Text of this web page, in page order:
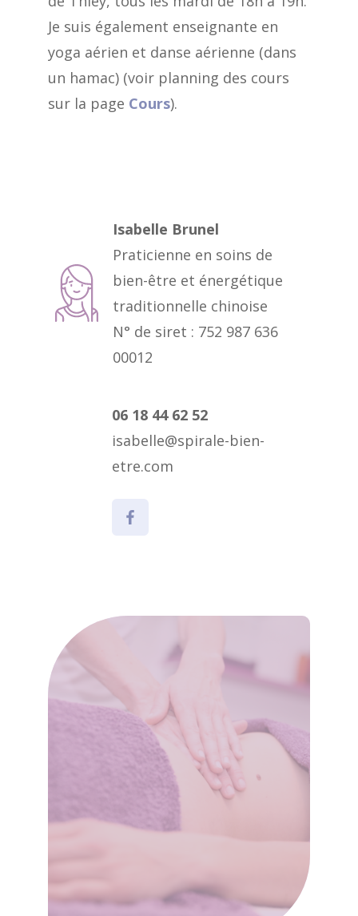
Je suis également enseignante en
yoga aérien et danse aérienne (dans
un hamac) (voir planning des cours
sur la page Cours).
Isabelle Brunel
Praticienne en soins de
bien-être et énergétique
traditionnelle chinoise
N° de siret : 752 987 636
00012
06 18 44 62 52
isabelle@spirale-bien-
etre.com